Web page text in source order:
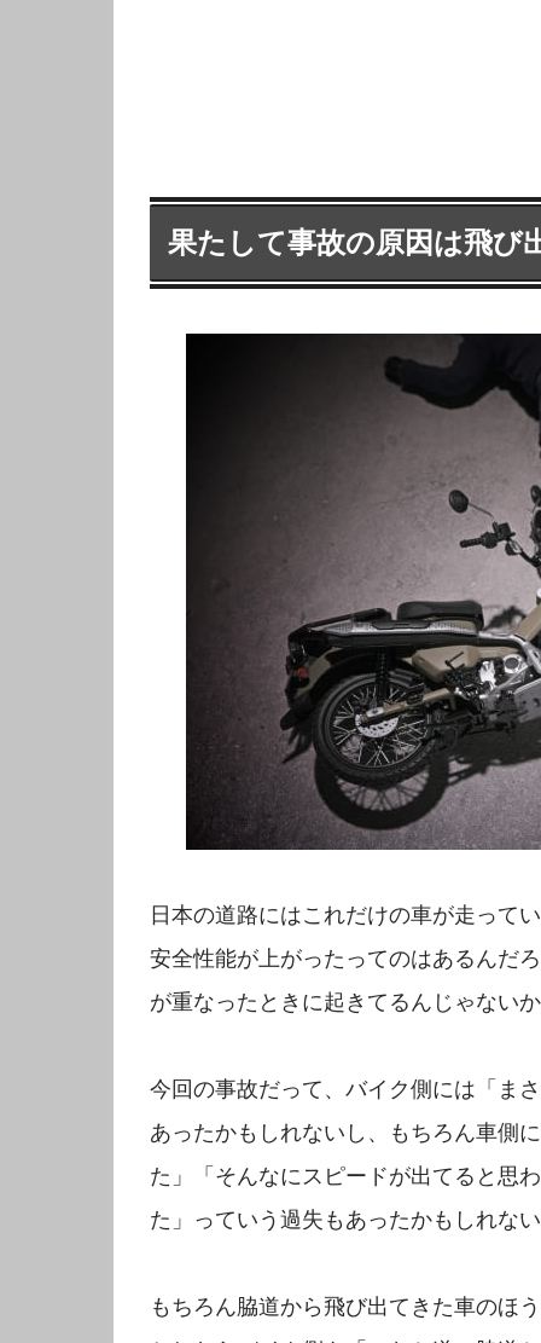
果たして事故の原因は飛び
日本の道路にはこれだけの車が走って
安全性能が上がったってのはあるんだ
が重なったときに起きてるんじゃない
今回の事故だって、バイク側には「ま
あったかもしれないし、もちろん車側
た」「そんなにスピードが出てると思
た」っていう過失もあったかもしれな
もちろん脇道から飛び出てきた車のほ